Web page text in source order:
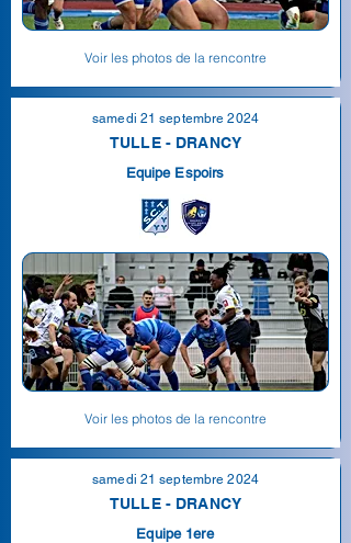
Voir les photos de la rencontre
samedi 21 septembre 2024
TULLE - DRANCY
Equipe Espoirs
Voir les photos de la rencontre
samedi 21 septembre 2024
TULLE - DRANCY
Equipe 1ere